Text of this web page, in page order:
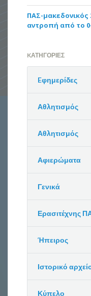
ΠΑΣ-
αντροπή από το
KΑΤΗΓΟΡΊΕΣ
Eφημερίδες
Αθλητισμός
Αθλητισμός
Αφιερώματα
Γενικά
Ερασιτέχνης
Ήπειρος
Ιστορικό
Κύπελο